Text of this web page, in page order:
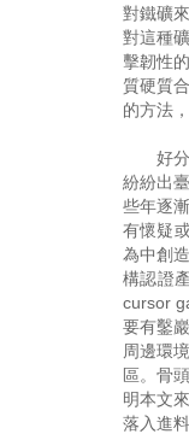
對鐵礦
對這種
擊韌性
質硬質
的方法
好
紛紛出
些年逐
有懷疑
為中創
構認證
cursor
要有鑿
周邊環
區。骨
明本文
落入進